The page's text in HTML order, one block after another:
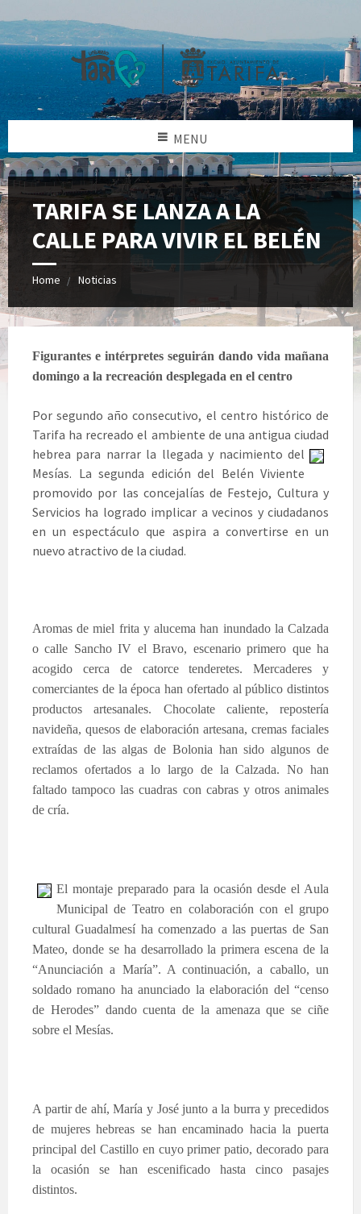
MENU
TARIFA SE LANZA A LA
CALLE PARA VIVIR EL BELÉN
Home Noticias
Figurantes e intérpretes seguirán dando vida mañana
domingo a la recreación desplegada en el centro
Por segundo año consecutivo, el centro histórico de
Tarifa ha recreado el ambiente de una antigua ciudad
hebrea para narrar la llegada y nacimiento del
Mesías. La segunda edición del Belén Viviente
promovido por las concejalías de Festejo, Cultura y
Servicios ha logrado implicar a vecinos y ciudadanos
en un espectáculo que aspira a convertirse en un
nuevo atractivo de la ciudad.
Aromas de miel frita y alucema han inundado la Calzada
o calle Sancho IV el Bravo, escenario primero que ha
acogido cerca de catorce tenderetes. Mercaderes y
comerciantes de la época han ofertado al público distintos
productos artesanales. Chocolate caliente, repostería
navideña, quesos de elaboración artesana, cremas faciales
extraídas de las algas de Bolonia han sido algunos de
reclamos ofertados a lo largo de la Calzada. No han
faltado tampoco las cuadras con cabras y otros animales
de cría.
El montaje preparado para la ocasión desde el Aula
Municipal de Teatro en colaboración con el grupo
cultural Guadalmesí ha comenzado a las puertas de San
Mateo, donde se ha desarrollado la primera escena de la
“Anunciación a María”. A continuación, a caballo, un
soldado romano ha anunciado la elaboración del “censo
de Herodes” dando cuenta de la amenaza que se ciñe
sobre el Mesías.
A partir de ahí, María y José junto a la burra y precedidos
de mujeres hebreas se han encaminado hacia la puerta
principal del Castillo en cuyo primer patio, decorado para
la ocasión se han escenificado hasta cinco pasajes
distintos.